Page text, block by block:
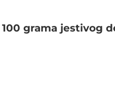
100 grama jestivog